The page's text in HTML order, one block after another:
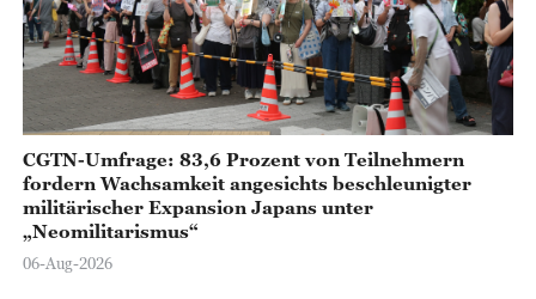
CGTN-Umfrage: 83,6 Prozent von Teilnehmern
fordern Wachsamkeit angesichts beschleunigter
militärischer Expansion Japans unter
„Neomilitarismus“
06-Aug-2026